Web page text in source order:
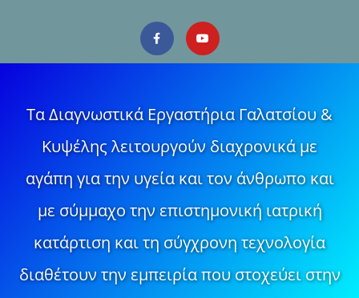
Τα Διαγνωστικά Εργαστήρια Γαλατσίου &
Κυψέλης λειτουργούν διαχρονικά με
αγάπη για την υγεία και τον άνθρωπο και
με σύμμαχο την επιστημονική ιατρική
κατάρτιση και τη σύγχρονη τεχνολογία
διαθέτουν την εμπειρία που στοχεύει στην